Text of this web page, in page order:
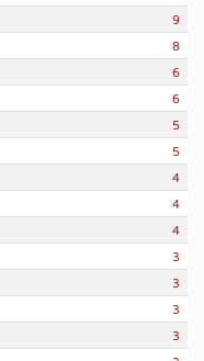
9
8
6
6
5
5
4
4
4
3
3
3
3